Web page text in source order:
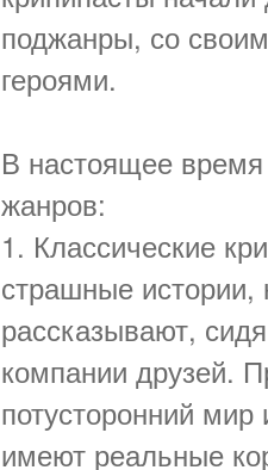
поджанры, со
героями.
В настоящее
жанров:
1. Классические
страшные истории,
рассказывают,
компании друзей.
потусторонний
имеют реальные